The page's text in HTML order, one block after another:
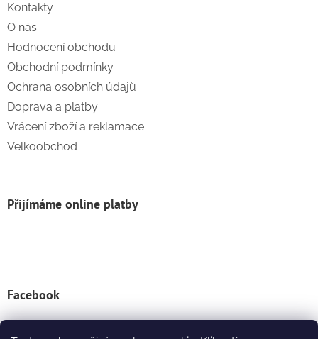
Kontakty
O nás
Hodnocení obchodu
Obchodní podmínky
Ochrana osobních údajů
Doprava a platby
Vrácení zboží a reklamace
Velkoobchod
Přijímáme online platby
Facebook